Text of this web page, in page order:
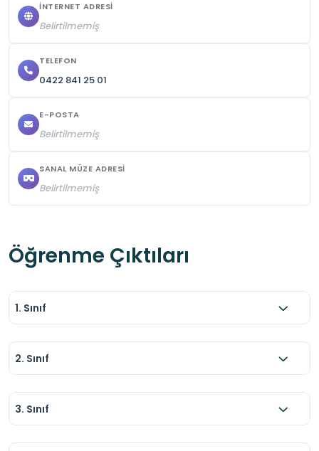
İNTERNET ADRESI
Belirtilmemiş
TELEFON
0422 841 25 01
E-POSTA
Belirtilmemiş
SANAL MÜZE ADRESI
Belirtilmemiş
Öğrenme Çıktıları
1. Sınıf
2. Sınıf
3. Sınıf